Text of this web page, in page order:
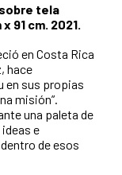
tela
91 cm. 2021.
en Costa Rica
hace
en sus propias
misión”.
una paleta de
e
de esos